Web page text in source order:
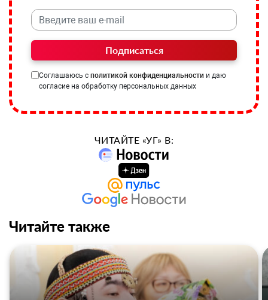
Подписаться
Соглашаюсь с политикой конфиденциальности и даю
согласие на обработку персональных данных
ЧИТАЙТЕ «УГ» В:
Читайте также